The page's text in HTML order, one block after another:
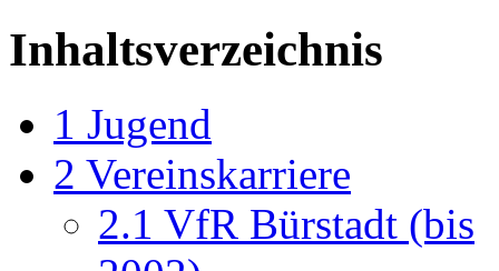
Inhaltsverzeichnis
1 Jugend
2 Vereinskarriere
2.1 VfR Bürstadt (bis